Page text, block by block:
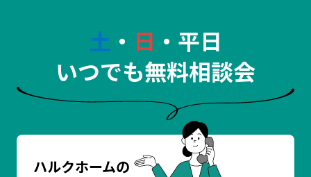
土 ・ 日 ・平日
いつでも無料相談会
ハルクホームの